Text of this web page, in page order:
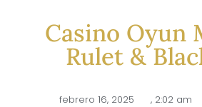
Casino Oyun
Rulet &
febrero 16, 2025 , 2:02 am